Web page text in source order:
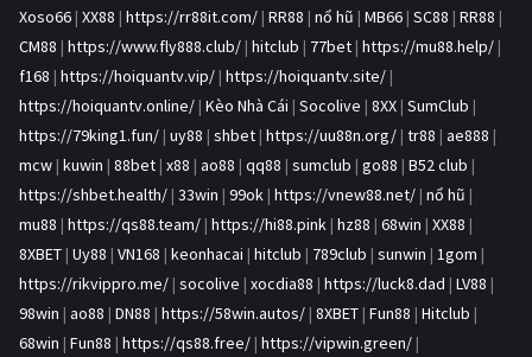
Xoso66 | XX88 | https://rr88it.com/ | RR88 | nổ hũ | MB66 | SC88 | RR88 |
CM88 | https://www.fly888.club/ | hitclub | 77bet | https://mu88.help/ |
f168 | https://hoiquantv.vip/ | https://hoiquantv.site/ |
https://hoiquantv.online/ | Kèo Nhà Cái | Socolive | 8XX | SumClub |
https://79king1.fun/ | uy88 | shbet | https://uu88n.org/ | tr88 | ae888 |
mcw | kuwin | 88bet | x88 | ao88 | qq88 | sumclub | go88 | B52 club |
https://shbet.health/ | 33win | 99ok | https://vnew88.net/ | nổ hũ |
mu88 | https://qs88.team/ | https://hi88.pink | hz88 | 68win | XX88 |
8XBET | Uy88 | VN168 | keonhacai | hitclub | 789club | sunwin | 1gom |
https://rikvippro.me/ | socolive | xocdia88 | https://luck8.dad | LV88 |
98win | ao88 | DN88 | https://58win.autos/ | 8XBET | Fun88 | Hitclub |
68win | Fun88 | https://qs88.free/ | https://vipwin.green/ |